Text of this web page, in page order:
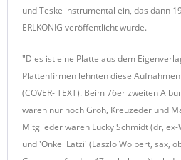
und Teske instrumental ein, das dann
ERLKÖNIG veröffentlicht wurde.
"Dies ist eine Platte aus dem
Plattenfirmen lehnten diese
(COVER- TEXT). Beim 76er zweiten
waren nur noch Groh, Kreuzeder und
Mitglieder waren Lucky Schmidt (dr,
und 'Onkel Latzi' (Laszlo Wolpert, sax,